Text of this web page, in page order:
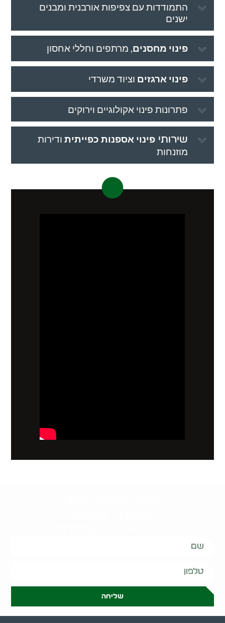
התמודדות עם צפיפות אורבנית ומבנים
ישנים
פינוי מחסנים, מרתפים וחללי אחסון
פינוי ארגזים וציוד משרדי
פתרונות פינוי אקולוגיים וירוקים
שירותיפינוי אספנות כפייתית ודירות
מוזנחות
שליחה